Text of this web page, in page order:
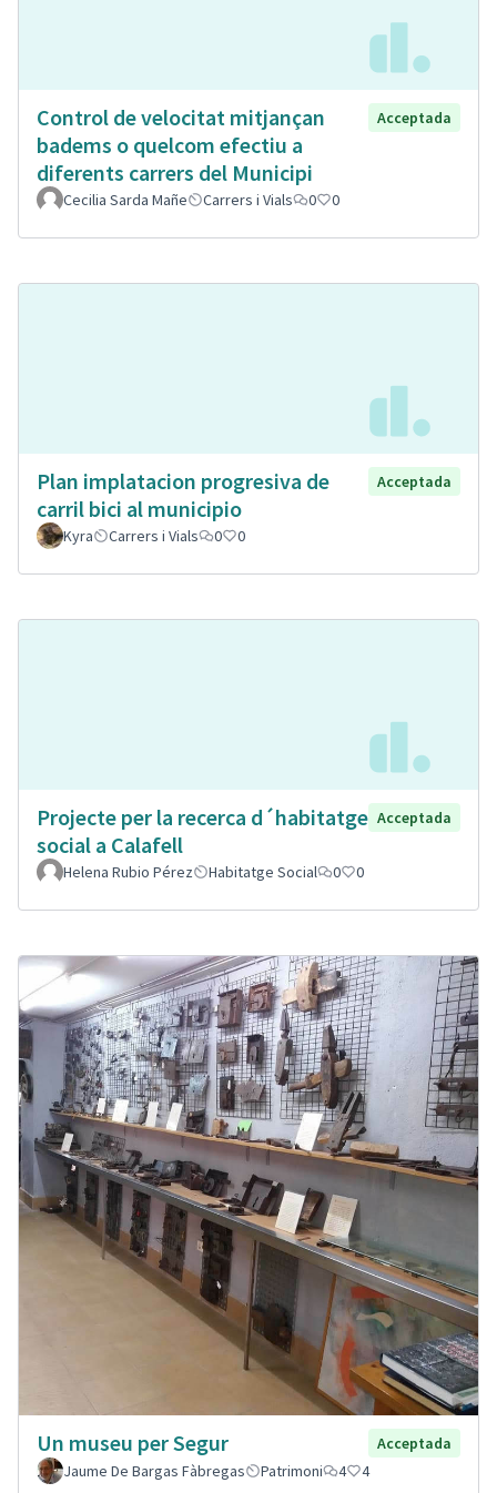
Control de velocitat mitjançan
badems o quelcom efectiu a
diferents carrers del Municipi
Acceptada
Cecilia Sarda Mañe Carrers i Vials 0 0
Plan implatacion progresiva de
carril bici al municipio
Acceptada
Kyra Carrers i Vials 0 0
Projecte per la recerca d´habitatge
social a Calafell
Acceptada
Helena Rubio Pérez Habitatge Social 0 0
Un museu per Segur
Acceptada
Jaume De Bargas Fàbregas
Patrimoni 4 4